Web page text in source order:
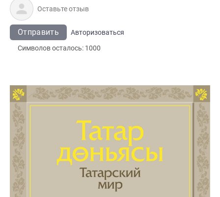
Отправить
Авторизоваться
Символов осталось: 1000